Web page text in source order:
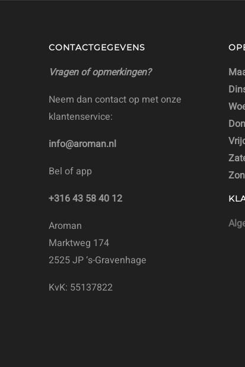
CONTACTGEGEVENS
Vragen of opmerkingen?
Neem dan contact op met onze
klantenservice:
info@aroman.nl
Bel of app
+316 43 58 40 12
Aroman
Marktweg 174
2525 JP ‘s-Gravenhage
KvK: 55137822